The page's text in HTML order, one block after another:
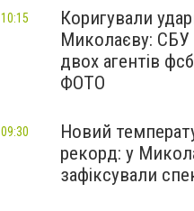
Коригували
Миколаєву: СБУ
двох агентів
ФОТО
10:15
Новий
рекорд: у
зафіксували
09:30